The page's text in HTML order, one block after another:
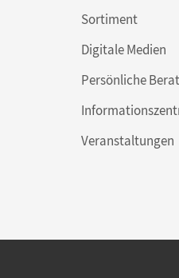
Sortiment
Digitale Medien
Persönliche
Veranstaltungen